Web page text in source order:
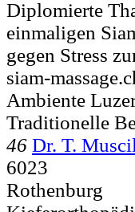
Diplomierte
einmaligen
gegen Stress
siam-
Ambiente
Traditionelle
46 Dr. T.
6023
Rothenburg